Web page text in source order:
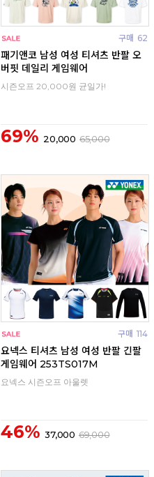
구매 62
패기앤코 남성 여성 티셔츠 반팔 오
버핏 데일리 게임웨어
시즌오프 20,000원 균일가!
69% 20,000 65,000
구매 114
요넥스 티셔츠 남성 여성 반팔 긴팔
게임웨어 253TS017M
요넥스 시즌오프 아울렛
46% 37,000 69,000